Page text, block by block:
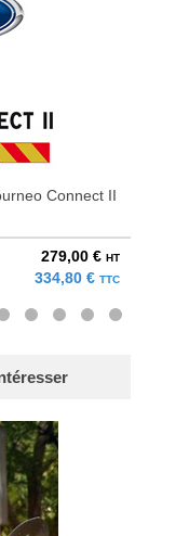
Connect II
279,00 € HT
334,80 € TTC